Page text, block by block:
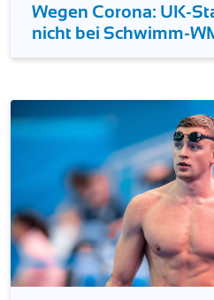
Wegen Corona: UK-
nicht bei Schwimm-